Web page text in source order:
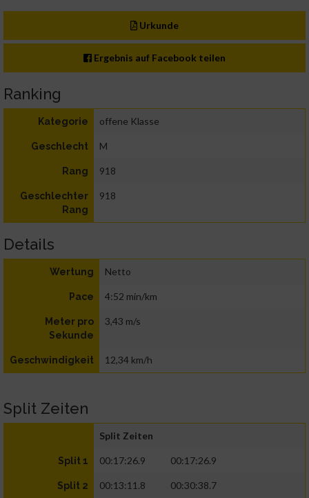
Urkunde
Ergebnis auf Facebook teilen
Ranking
Kategorie offene Klasse
Geschlecht M
Rang 918
Geschlechter
Rang
918
Details
Wertung Netto
Pace 4:52 min/km
Meter pro
Sekunde
3,43 m/s
Geschwindigkeit 12,34 km/h
Split Zeiten
Split Zeiten
Split 1 00:17:26.9 00:17:26.9
Split 2 00:13:11.8 00:30:38.7